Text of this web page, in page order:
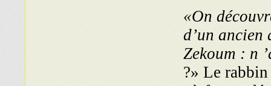
«On
d’un ancien
Zekoum : n
?» Le